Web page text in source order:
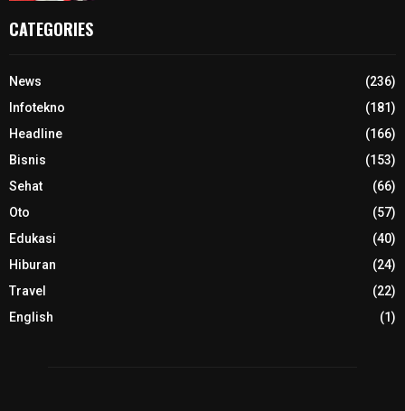
CATEGORIES
News
(236)
Infotekno
(181)
Headline
(166)
Bisnis
(153)
Sehat
(66)
Oto
(57)
Edukasi
(40)
Hiburan
(24)
Travel
(22)
English
(1)